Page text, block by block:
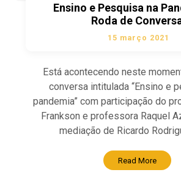
Ensino e Pesquisa na
Roda de
15 março 2021
Está acontecendo neste
conversa intitulada “Ensino e
pandemia” com participação do
Frankson e professora Raquel
mediação de Ricardo
Read More